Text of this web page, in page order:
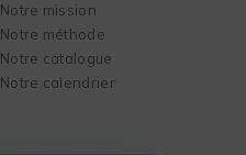
Notre mission
Notre méthode
Notre catalogue
Notre calendrier